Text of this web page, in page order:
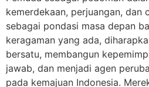
kemerdekaan, perjuangan, dan
sebagai pondasi masa depan
keragaman yang ada,
bersatu, membangun
jawab, dan menjadi agen
pada kemajuan Indonesia.